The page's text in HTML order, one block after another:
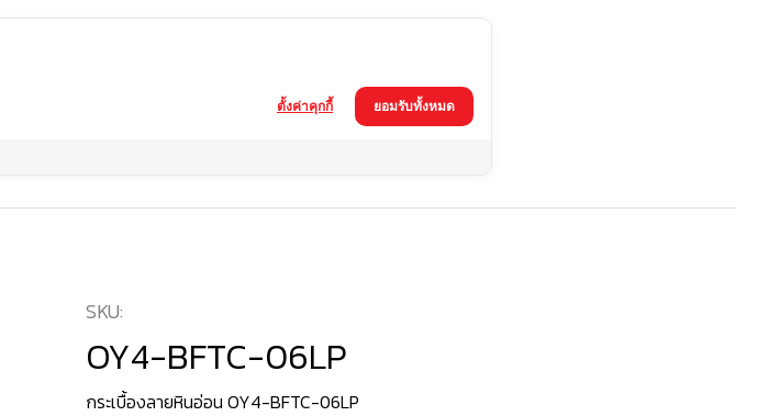
SKU:
OY4-BFTC-06LP
กระเบื้องลายหินอ่อน OY4-BFTC-06LP
ยอมรับทั้งหมด
ตั้งค่าคุกกี้